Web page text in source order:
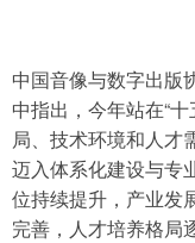
中国音像与数字出版
中指出，今年站在“
局、技术环境和人才
迈入体系化建设与专
位持续提升，产业发
完善，人才培养格局